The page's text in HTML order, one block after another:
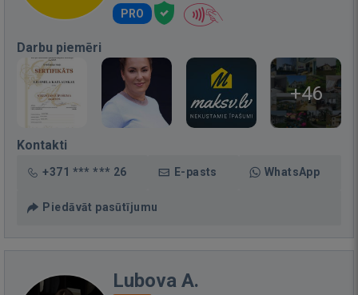
PRO
Darbu piemēri
+46
Kontakti
+371 *** *** 26 E-pasts WhatsApp
Piedāvāt pasūtījumu
Lubova A.